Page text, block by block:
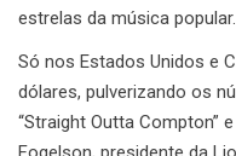
estrelas da música popular.
Só nos Estados Unidos e
dólares, pulverizando os
“Straight Outta Compton”